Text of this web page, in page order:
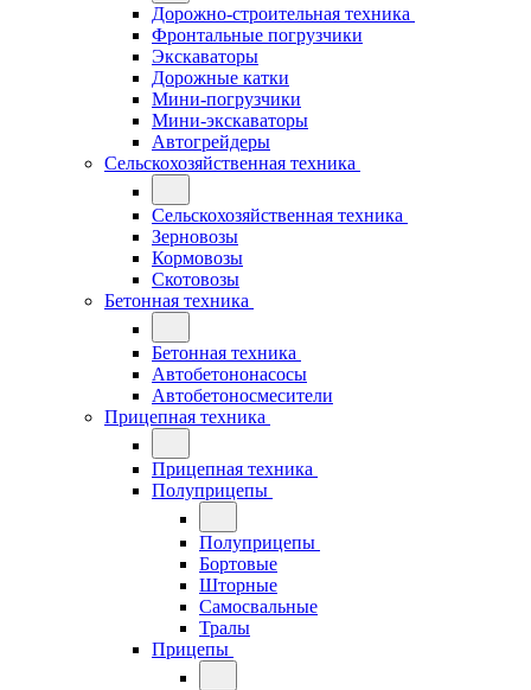
Дорожно-строительная техника
Фронтальные погрузчики
Экскаваторы
Дорожные катки
Мини-погрузчики
Мини-экскаваторы
Автогрейдеры
Сельскохозяйственная техника
Сельскохозяйственная техника
Зерновозы
Кормовозы
Скотовозы
Бетонная техника
Бетонная техника
Автобетононасосы
Автобетоносмесители
Прицепная техника
Прицепная техника
Полуприцепы
Полуприцепы
Бортовые
Шторные
Самосвальные
Тралы
Прицепы